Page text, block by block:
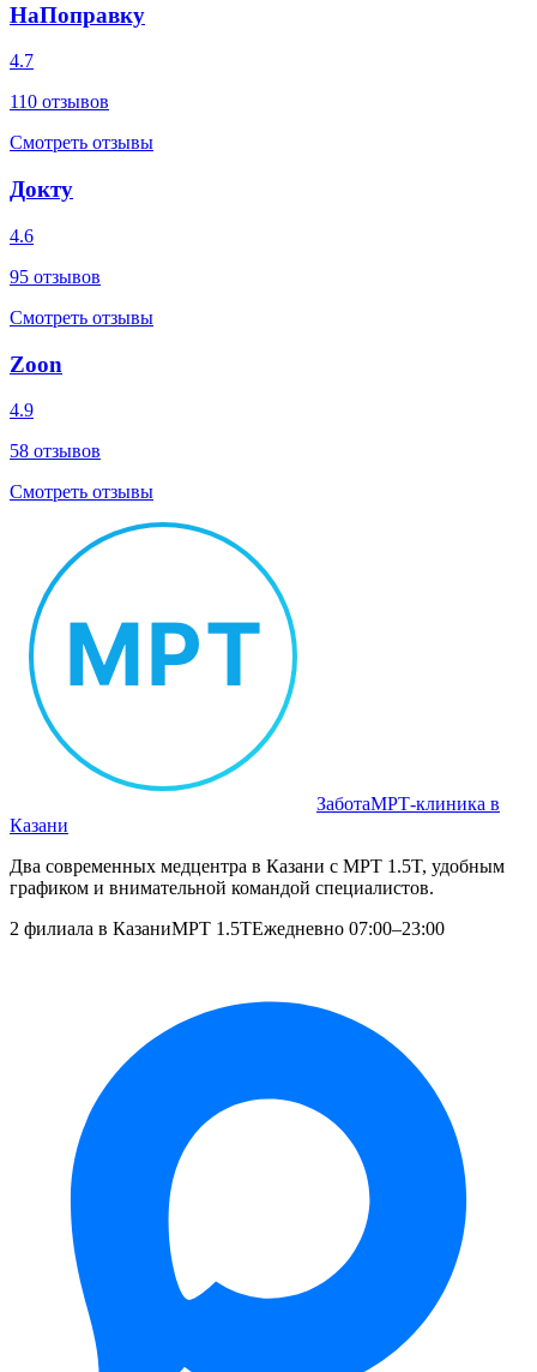
НаПоправку
4.7
110 отзывов
Смотреть отзывы
Докту
4.6
95 отзывов
Смотреть отзывы
Zoon
4.9
58 отзывов
Смотреть отзывы
ЗаботаМРТ‑клиника в
Казани
Два современных медцентра в Казани с МРТ 1.5T, удобным
графиком и внимательной командой специалистов.
2 филиала в КазаниМРТ 1.5TЕжедневно 07:00–23:00